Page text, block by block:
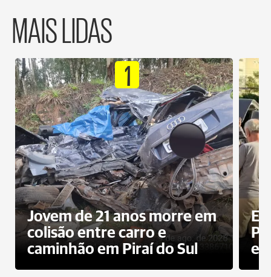
MAIS LIDAS
1
Jovem de 21 anos morre em
colisão entre carro e
caminhão em Piraí do Sul